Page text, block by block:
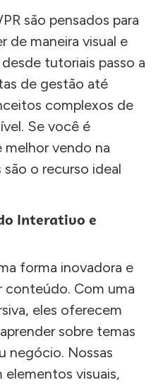
são pensados para
de maneira visual e
tutoriais passo a
de gestão até
complexos de
Se você é
melhor vendo na
o recurso ideal
Interativo e
forma inovadora e
conteúdo. Com uma
eles oferecem
sobre temas
negócio. Nossas
visuais,